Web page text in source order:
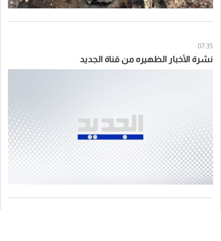
07:35
نشرة الأخبار الظهيره من قناة الجديد